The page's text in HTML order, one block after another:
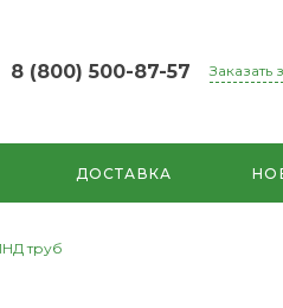
8 (800) 500-87-57
ул.
Вс: выходные дни
Заказать
ДОСТАВКА
труб